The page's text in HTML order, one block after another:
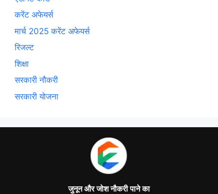
करेंट अफेयर्स
मार्च 2025 करेंट अफेयर्स
रिजल्ट
शिक्षा
सरकारी नौकरी
सरकारी योजना
जुनून और जोश नौकरी पाने का